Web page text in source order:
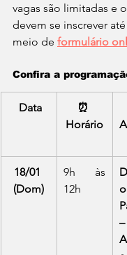
vagas são limitadas e
devem se inscrever
meio de formulário
Confira a
Data
⏰
Horário
18/01
(Dom)
9h às
12h
–